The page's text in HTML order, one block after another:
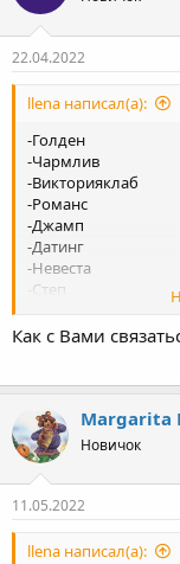
22.04.2022
llena написал(а):
-Голден
-Чармлив
-Викторияклаб
-Романс
-Джамп
-Датинг
-Невеста
-Степ
-Лавинчат
-Амурли , оставьте
Как с Вами
Margarita
Новичок
11.05.2022
llena написал(а):